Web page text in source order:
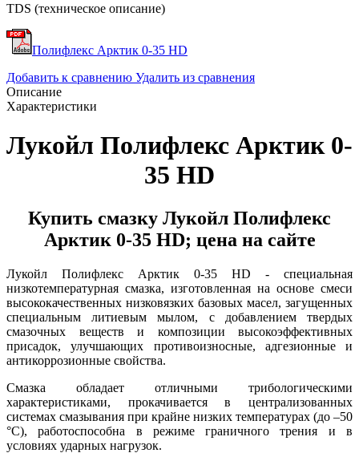
TDS (техническое описание)
Полифлекс Арктик 0-35 HD
Добавить к сравнению Удалить из сравнения
Описание
Характеристики
Лукойл Полифлекс Арктик 0-
35 HD
Купить смазку Лукойл Полифлекс
Арктик 0-35 HD; цена на сайте
Лукойл Полифлекс Арктик 0-35 HD -
специальная
низкотемпературная смазка, изготовленная на основе смеси
высококачественных низковязких базовых масел, загущенных
специальным литиевым мылом, с добавлением твердых
смазочных веществ и композиции высокоэффективных
присадок, улучшающих противоизносные, адгезионные и
антикоррозионные свойства.
Смазка обладает отличными трибологическими
характеристиками, прокачивается в централизованных
системах смазывания при крайне низких температурах (до –50
°С), работоспособна в режиме граничного трения и в
условиях ударных нагрузок.